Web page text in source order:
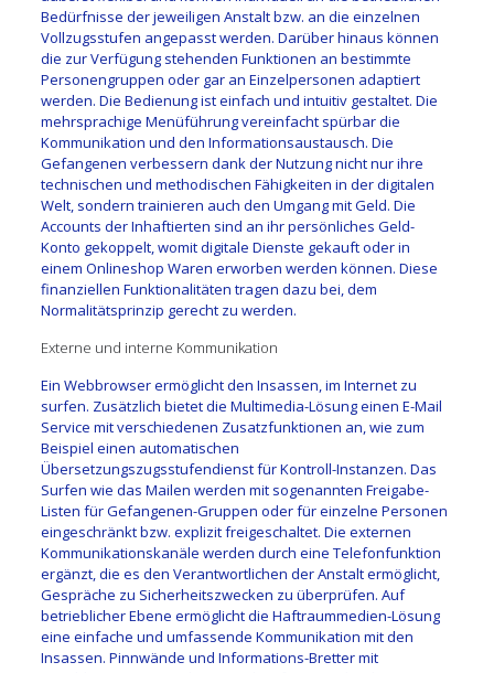
Bedürfnisse der jeweiligen Anstalt bzw. an die einzelnen
Vollzugsstufen angepasst werden. Darüber hinaus können
die zur Verfügung stehenden Funktionen an bestimmte
Personengruppen oder gar an Einzelpersonen adaptiert
werden. Die Bedienung ist einfach und intuitiv gestaltet. Die
mehrsprachige Menüführung vereinfacht spürbar die
Kommunikation und den Informationsaustausch. Die
Gefangenen verbessern dank der Nutzung nicht nur ihre
technischen und methodischen Fähigkeiten in der digitalen
Welt, sondern trainieren auch den Umgang mit Geld. Die
Accounts der Inhaftierten sind an ihr persönliches Geld-
Konto gekoppelt, womit digitale Dienste gekauft oder in
einem Onlineshop Waren erworben werden können. Diese
finanziellen Funktionalitäten tragen dazu bei, dem
Normalitätsprinzip gerecht zu werden.
Externe und interne Kommunikation
Ein Webbrowser ermöglicht den Insassen, im Internet zu
surfen. Zusätzlich bietet die Multimedia-Lösung einen E-Mail
Service mit verschiedenen Zusatzfunktionen an, wie zum
Beispiel einen automatischen
Übersetzungszugsstufendienst für Kontroll-Instanzen. Das
Surfen wie das Mailen werden mit sogenannten Freigabe-
Listen für Gefangenen-Gruppen oder für einzelne Personen
eingeschränkt bzw. explizit freigeschaltet. Die externen
Kommunikationskanäle werden durch eine Telefonfunktion
ergänzt, die es den Verantwortlichen der Anstalt ermöglicht,
Gespräche zu Sicherheitszwecken zu überprüfen. Auf
betrieblicher Ebene ermöglicht die Haftraummedien-Lösung
eine einfache und umfassende Kommunikation mit den
Insassen. Pinnwände und Informations-Bretter mit